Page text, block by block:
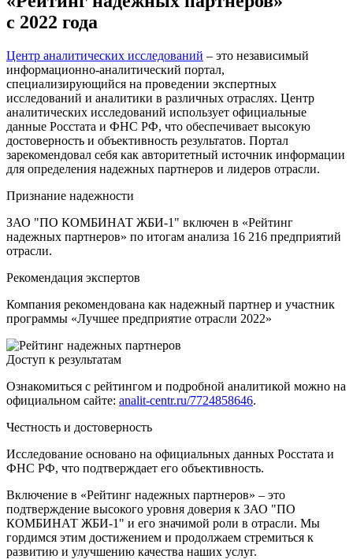
с 2022 года
Центр аналитических исследований – это независимый
информационно-аналитический портал,
специализирующийся на проведении экспертных
исследований и аналитики в различных отраслях. Центр
аналитических исследований использует официальные
данные Росстата и ФНС РФ, что обеспечивает высокую
достоверность и объективность результатов. Портал
зарекомендовал себя как авторитетный источник информации
для определения надежных партнеров и лидеров отрасли.
Признание надежности
ЗАО "ПО КОМБИНАТ ЖБИ-1" включен в «Рейтинг
надежных партнеров» по итогам анализа 16 216 предприятий
отрасли.
Рекомендация экспертов
Компания рекомендована как надежный партнер и участник
программы «Лучшее предприятие отрасли 2022»
Доступ к результатам
Ознакомиться с рейтингом и подробной аналитикой можно на
официальном сайте: analit-centr.ru/7724858646.
Честность и достоверность
Исследование основано на официальных данных Росстата и
ФНС РФ, что подтверждает его объективность.
Включение в «Рейтинг надежных партнеров» – это
подтверждение высокого уровня доверия к ЗАО "ПО
КОМБИНАТ ЖБИ-1" и его значимой роли в отрасли. Мы
гордимся этим достижением и продолжаем стремиться к
развитию и улучшению качества наших услуг.